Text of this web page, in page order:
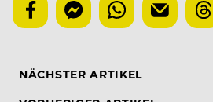
NÄCHSTER ARTIKEL